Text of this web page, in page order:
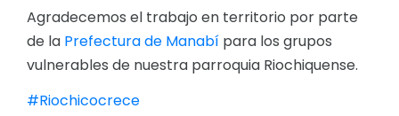
Procesos de contratación
Ejecución Presupuestaria
Agradecemos el trabajo en territorio por parte
de la Prefectura de Manabí para los grupos
vulnerables de nuestra parroquia Riochiquense.
#Riochicocrece